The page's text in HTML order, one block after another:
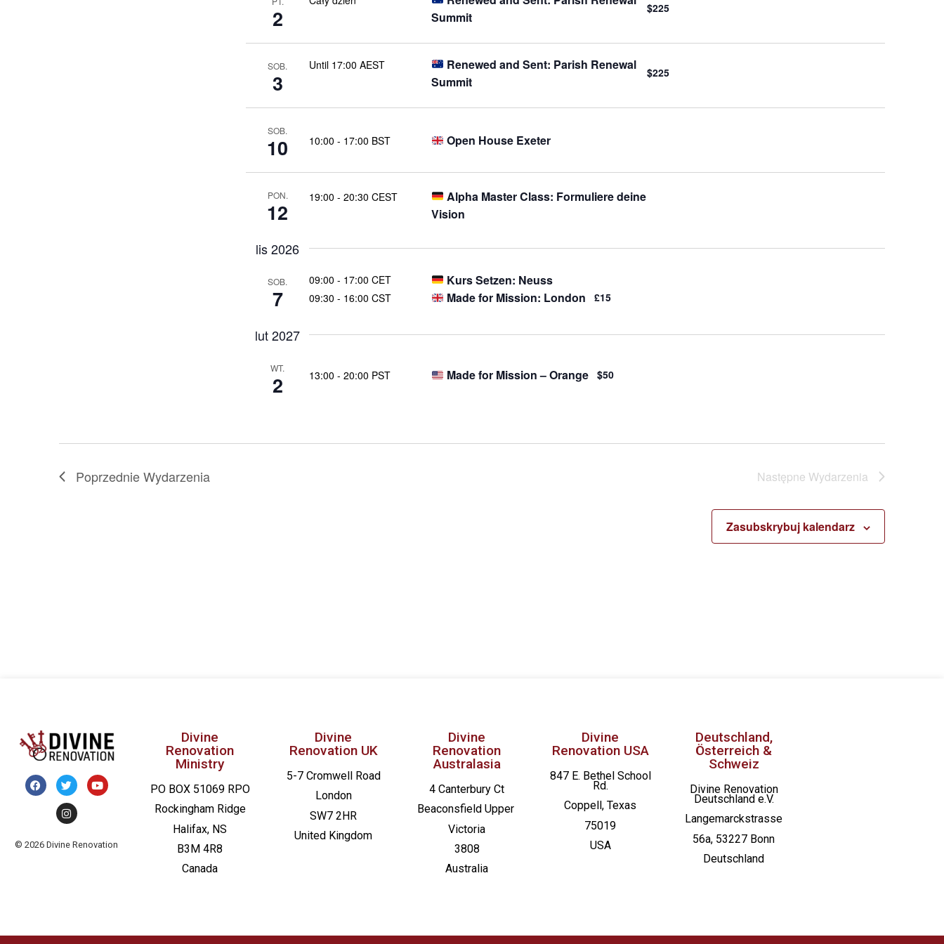
2
Summit
$225
SOB.
3
Until 17:00 AEST
Renewed and Sent: Parish Renewal
Summit
$225
SOB.
10 10:00 - 17:00 BST Open House Exeter
PON.
12
19:00 - 20:30 CEST
Alpha Master Class: Formuliere deine
Vision
lis 2026
SOB.
7
09:00 - 17:00 CET Kurs Setzen: Neuss
09:30 - 16:00 CST Made for Mission: London £15
lut 2027
WT.
2 13:00 - 20:00 PST Made for Mission – Orange $50
PoprzednieWydarzenia Następne Wydarzenia
Zasubskrybuj kalendarz
© 2026 Divine Renovation
Divine
Renovation
Ministry
PO BOX 51069 RPO
Rockingham Ridge
Halifax, NS
B3M 4R8
Canada
Divine
Renovation UK
5-7 Cromwell Road
London
SW7 2HR
United Kingdom
Divine
Renovation
Australasia
4 Canterbury Ct
Beaconsfield Upper
Victoria
3808
Australia
Divine
Renovation USA
847 E. Bethel School
Rd.
Coppell, Texas
75019
USA
Deutschland,
Österreich &
Schweiz
Divine Renovation
Deutschland e.V.
Langemarckstrasse
56a, 53227 Bonn
Deutschland